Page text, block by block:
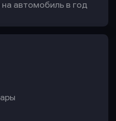
автомобиль в год